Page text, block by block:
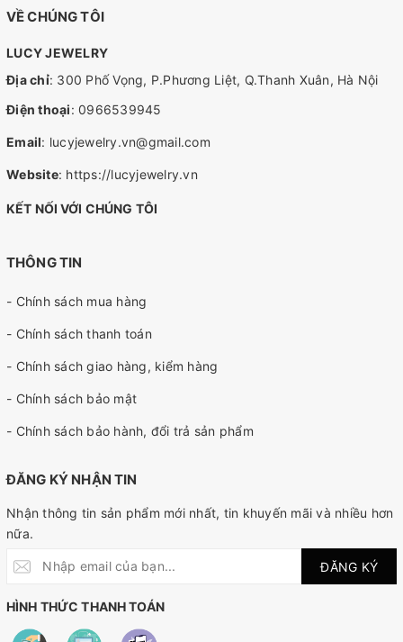
VỀ CHÚNG TÔI
LUCY JEWELRY
Địa chỉ: 300 Phố Vọng, P.Phương Liệt, Q.Thanh Xuân, Hà Nội
Điện thoại: 0966539945
Email: lucyjewelry.vn@gmail.com
Website: https://lucyjewelry.vn
KẾT NỐI VỚI CHÚNG TÔI
THÔNG TIN
- Chính sách mua hàng
- Chính sách thanh toán
- Chính sách giao hàng, kiểm hàng
- Chính sách bảo mật
- Chính sách bảo hành, đổi trả sản phẩm
ĐĂNG KÝ NHẬN TIN
Nhận thông tin sản phẩm mới nhất, tin khuyến mãi và nhiều hơn
nữa.
ĐĂNG KÝ
HÌNH THỨC THANH TOÁN